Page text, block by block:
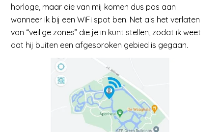
horloge, maar die van mij komen dus pas aan
wanneer ik bij een WiFi spot ben. Net als het verlaten
van “veilige zones” die je in kunt stellen, zodat ik weet
dat hij buiten een afgesproken gebied is gegaan.